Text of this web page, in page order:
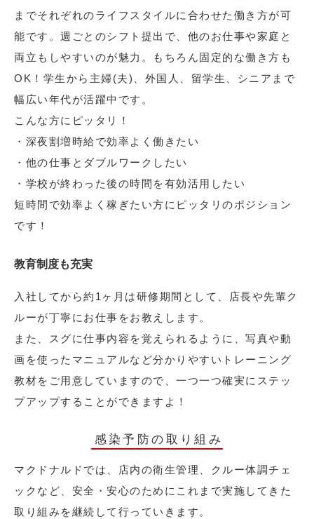
までそれぞれのライフスタイルに合わせた働き方が可
能です。週ごとのシフト提出で、他のお仕事や家庭と
両立もしやすいのが魅力。もちろん固定的な働き方も
OK！学生から主婦(夫)、外国人、留学生、シニアまで
幅広い年代が活躍中です。
こんな方にピッタリ！
・深夜割増時給で効率よく働きたい
・他の仕事とダブルワークしたい
・学校が終わった後の時間を有効活用したい
短時間で効率よく稼ぎたい方にピッタリのポジション
です！
教育制度も充実
入社してから約1ヶ月は研修期間として、店長や先輩ク
ルーが丁寧にお仕事をお教えします。
また、スグに仕事内容を覚えられるように、写真や動
画を使ったマニュアルなど分かりやすいトレーニング
教材をご用意していますので、一つ一つ確実にステッ
プアップすることができますよ！
感染予防の取り組み
マクドナルドでは、店内の衛生管理、クルー体調チェ
ックなど、安全・安心のためにこれまで実施してきた
取り組みを継続して行っていきます。